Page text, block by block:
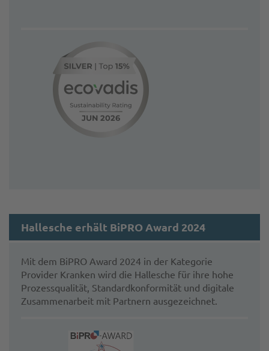
Hallesche erhält BiPRO Award 2024
Mit dem BiPRO Award 2024 in der Kategorie
Provider Kranken wird die Hallesche für ihre hohe
Prozessqualität, Standardkonformität und digitale
Zusammenarbeit mit Partnern ausgezeichnet.